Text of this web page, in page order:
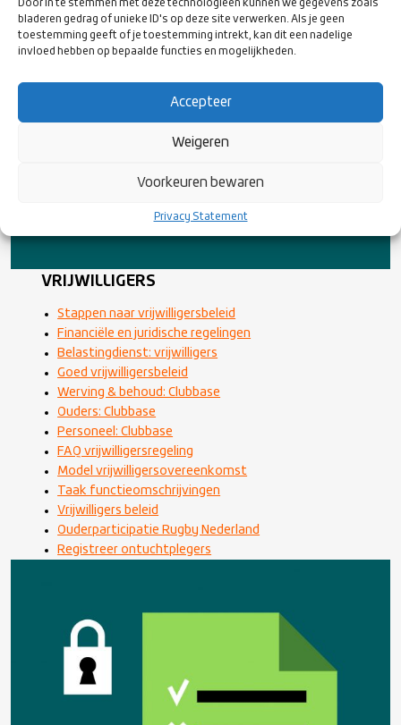
Door in te stemmen met deze technologieën kunnen we gegevens zoals
bladeren gedrag of unieke ID's op deze site verwerken. Als je geen
toestemming geeft of je toestemming intrekt, kan dit een nadelige
invloed hebben op bepaalde functies en mogelijkheden.
Accepteer
Weigeren
Voorkeuren bewaren
Privacy Statement
VRIJWILLIGERS
Stappen naar vrijwilligersbeleid
Financiële en juridische regelingen
Belastingdienst: vrijwilligers
Goed vrijwilligersbeleid
Werving & behoud: Clubbase
Ouders: Clubbase
Personeel: Clubbase
FAQ vrijwilligersregeling
Model vrijwilligersovereenkomst
Taak functieomschrijvingen
Vrijwilligers beleid
Ouderparticipatie Rugby Nederland
Registreer ontuchtplegers